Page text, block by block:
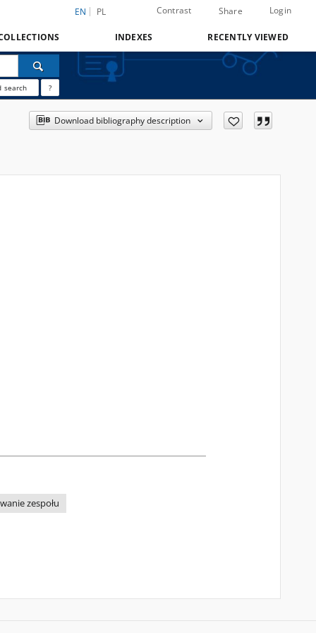
EN PL Contrast Share Login
INDEXES RECENTLY VIEWED
search ?
Download bibliography description
zespołu